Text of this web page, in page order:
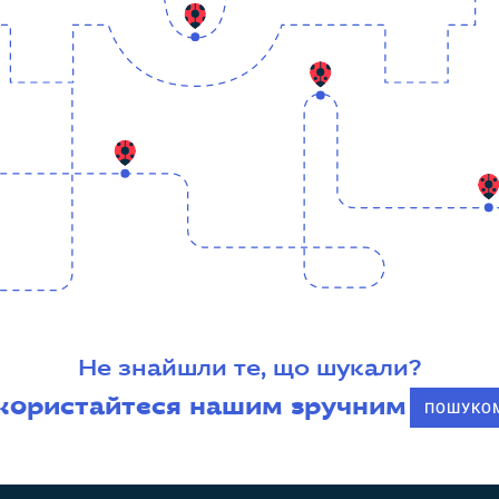
Не знайшли те, що шукали?
нашим зручним